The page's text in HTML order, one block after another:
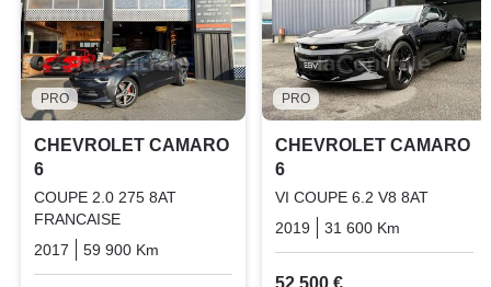
PRO
CHEVROLET CAMARO
6
COUPE 2.0 275 8AT
FRANCAISE
2017
59 900 Km Essence
PRO
CHEVROLET CAMARO
6
VI COUPE 6.2 V8 8AT
2019
31 600 Km
52 500 €